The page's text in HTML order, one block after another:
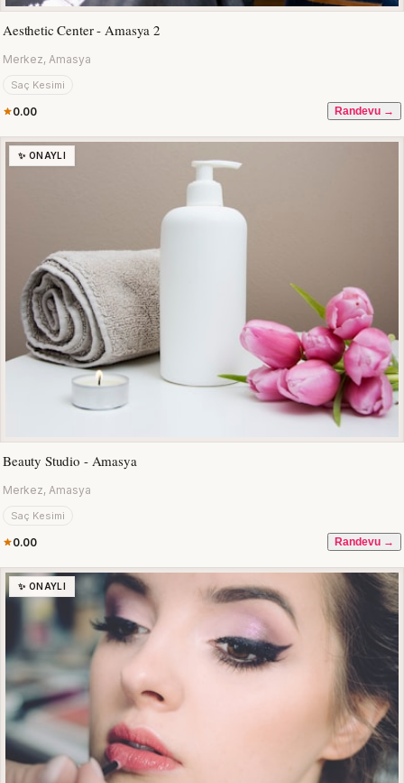
Aesthetic Center - Amasya 2
Merkez, Amasya
Saç Kesimi
0.00 Randevu →
✨ ONAYLI
Beauty Studio - Amasya
Merkez, Amasya
Saç Kesimi
0.00 Randevu →
✨ ONAYLI